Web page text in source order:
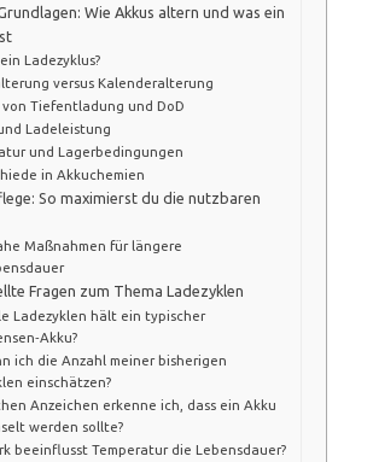
Wie Akkus altern und was ein
Ladezyklus?
versus Kalenderalterung
von Tiefentladung und DoD
Ladeleistung
und Lagerbedingungen
in Akkuchemien
So maximierst du die nutzbaren
Maßnahmen für längere
Fragen zum Thema Ladezyklen
Ladezyklen hält ein typischer
ich die Anzahl meiner bisherigen
einschätzen?
Anzeichen erkenne ich, dass ein Akku
werden sollte?
beeinflusst Temperatur die Lebensdauer?